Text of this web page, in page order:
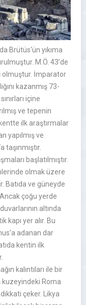
Brütüs‘ün yıkıma
M.Ö. 43’de
olmuştur. İmparator
kazanmış 73-
içine
ve tepenin
ilk araştırmalar
yapılmış ve
başlatılmıştır.
olmak üzere
Batıda ve güneyde
Ancak çoğu yerde
altında
kapı yer alır. Bu
adanan dar
kentin ilk
kalıntıları ile bir
kuzeyindeki Roma
çeker. Likya